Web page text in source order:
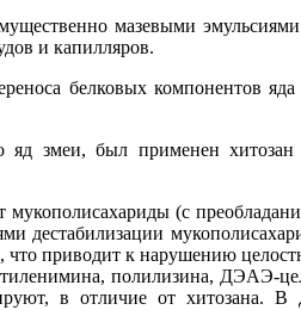
мазевыми
и капилляров.
белковых компонентов
змеи, был применен хитозан
(с
дестабилизации
приводит к нарушению
полилизина, ДЭАЭ-
в отличие от хитозана.